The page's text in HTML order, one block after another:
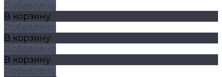
Добавлено
В корзину
Добавлено
В корзину
Добавлено
В корзину
Добавлено